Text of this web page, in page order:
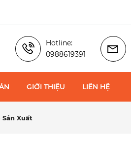
Hotline:
0988619391
GIỚI THIỆU LIÊN HỆ
Xuất